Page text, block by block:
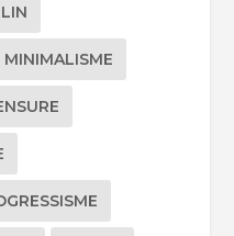
MINIMALISME